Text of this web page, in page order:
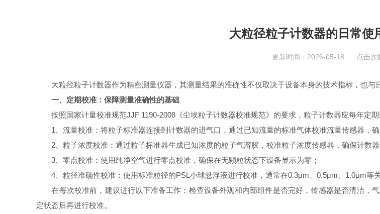
大粒径粒子计数器的日常使
更新时间：2026-05-18 点击次
大粒径粒子计数器作为精密测量仪器，其测量结果的准确性不仅取决于设备本身的技术指标，也与
一、定期校准：保障测量准确性的基础
按照国家计量校准规范JJF 1190-2008《尘埃粒子计数器校准规范》的要求，粒子计数器应每年定
1、流量校准：将粒子标准器连接到计数器的进气口，通过已知流量的标准气体校准流量传感器，确
2、粒子浓度校准：通过粒子标准器生成已知浓度的粒子气溶胶，校准粒子浓度传感器，确保计数器
3、零点校准：使用纯净空气进行零点校准，确保在无颗粒状态下设备显示为零；
4、粒径准确性校准：使用标准粒径的PSL小球悬浮液进行校准，通常在0.3μm、0.5μm、1.0μm等
在每次校准前，建议进行以下准备工作：检查设备外观和内部组件是否完好，传感器是否清洁，
定状态后再进行校准。